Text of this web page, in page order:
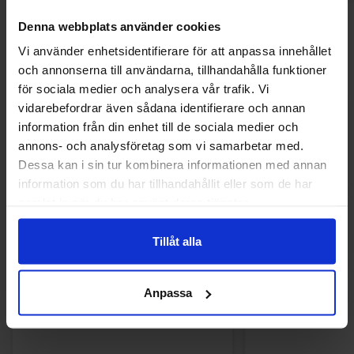
Denna webbplats använder cookies
Vi använder enhetsidentifierare för att anpassa innehållet
och annonserna till användarna, tillhandahålla funktioner
för sociala medier och analysera vår trafik. Vi
vidarebefordrar även sådana identifierare och annan
information från din enhet till de sociala medier och
annons- och analysföretag som vi samarbetar med.
Dessa kan i sin tur kombinera informationen med annan
information som du har tillhandahållit eller som de har
Tillåt alla
Anpassa
Andra gillade
Kinder Joy Super Mario 20g x 24st
-9%